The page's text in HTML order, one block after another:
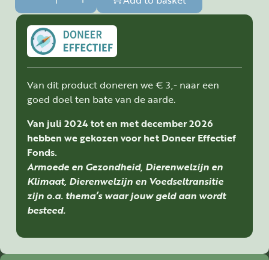
Van dit product doneren we € 3,- naar een
goed doel ten bate van de aarde.
Van juli 2024 tot en met december 2026
hebben we gekozen voor het Doneer Effectief
Fonds.
Armoede en Gezondheid, Dierenwelzijn en
Klimaat, Dierenwelzijn en Voedseltransitie
zijn o.a. thema’s waar jouw geld aan wordt
besteed.